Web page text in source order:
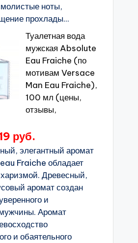
ноты,
прохлады...
Туалетная вода
мужская Absolute
Eau Fraiche (по
мотивам Versace
Man Eau Fraiche),
100 мл (цены,
отзывы,
руб.
элегантный аромат
Fraiche обладает
Древесный,
аромат создан
и
Аромат
и обаятельного